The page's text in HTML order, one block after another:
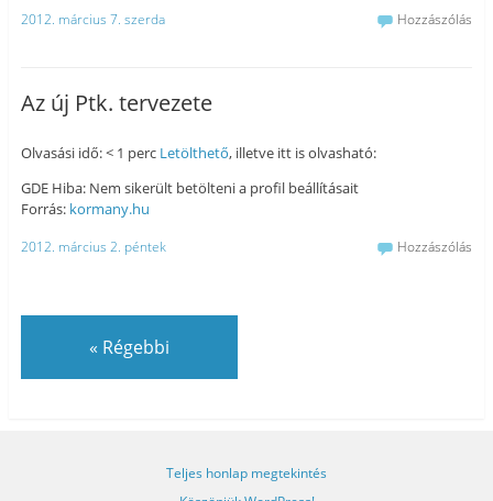
2012. március 7. szerda Hozzászólás
Az új Ptk. tervezete
Olvasási idő: < 1 perc Letölthető, illetve itt is olvasható:
GDE Hiba: Nem sikerült betölteni a profil beállításait
Forrás: kormany.hu
2012. március 2. péntek Hozzászólás
« Régebbi
Teljes honlap megtekintés